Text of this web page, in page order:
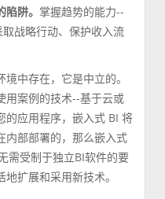
阱。 掌握趋势的能力--
战略行动、保护收入流
中存在，它是中立的。
用案例的技术--基于云或
的应用程序，嵌入式 BI 将
内部部署的，那么嵌入式
需受制于独立BI软件的要
扩展和采用新技术。